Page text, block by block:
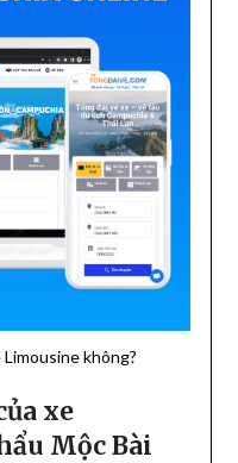
không?
xe
Mộc Bài